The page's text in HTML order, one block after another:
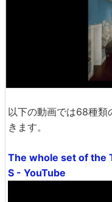
以下の動画では68種類
きます。
The whole set of the
S - YouTube